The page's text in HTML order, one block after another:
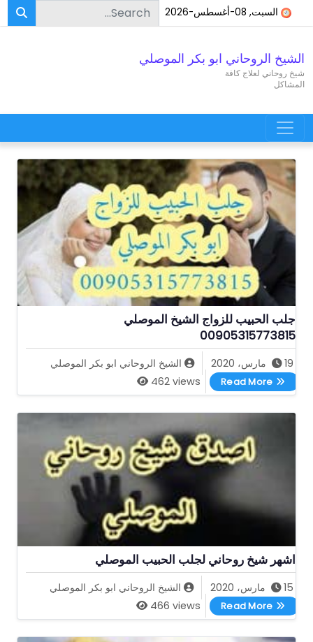
Skip to content
السبت, 08-أغسطس-2026 Search for:
الشيخ الروحاني ابو بكر الموصلي
شيخ روحاني لعلاج كافة
المشاكل
Main Navigation
جلب الحبيب للزواج الشيخ الموصلي
00905315773815
19 مارس، 2020
الشيخ الروحاني ابو بكر الموصلي
462 views
Read More
جلب الحبيب للزواج الشيخ الموصلي 00905315773815
اشهر شيخ روحاني لجلب الحبيب الموصلي
15 مارس، 2020
الشيخ الروحاني ابو بكر الموصلي
466 views
Read More
اشهر شيخ روحاني لجلب الحبيب الموصلي